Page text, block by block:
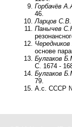
Горбачёв
46.
Ларцов С.В.
Панычев
основе
Булгаков
С. 1674 -
Булгаков
79.
A.с. СССР